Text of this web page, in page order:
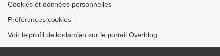
Cookies et données personnelles
Préférences cookies
Voir le profil de kodamian sur le portail Overblog